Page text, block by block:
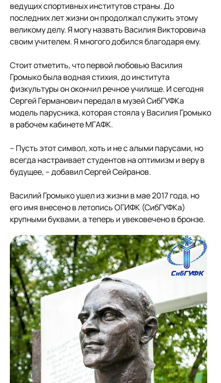
ведущих спортивных институтов страны. До
последних лет жизни он продолжал служить этому
великому делу. Я могу назвать Василия Викторовича
своим учителем. Я многого добился благодаря ему.
Стоит отметить, что первой любовью Василия
Громыко была водная стихия, до института
физкультуры он окончил речное училище. И сегодня
Сергей Германович передал в музей СибГУФКа
модель парусника, которая стояла у Василия Громыко
в рабочем кабинете МГАФК.
– Пусть этот символ, хоть и не с алыми парусами, но
всегда настраивает студентов на оптимизм и веру в
будущее, – добавил Сергей Сейранов.
Василий Громыко ушел из жизни в мае 2017 года, но
его имя внесено в летопись ОГИФК (СибГУФКа)
крупными буквами, а теперь и увековечено в бронзе.